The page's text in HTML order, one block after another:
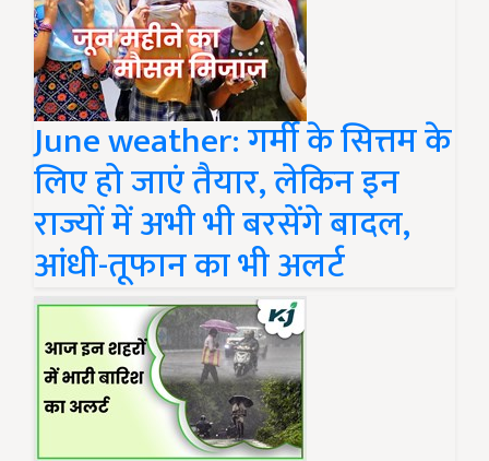
June weather: गर्मी के सित्तम के
लिए हो जाएं तैयार, लेकिन इन
राज्यों में अभी भी बरसेंगे बादल,
आंधी-तूफान का भी अलर्ट